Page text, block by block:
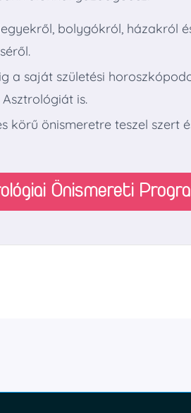
bolygókról, házakról
a saját születési
is.
körű önismeretre teszel szert
Önismereti